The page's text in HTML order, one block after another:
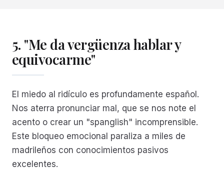
5. "Me da vergüenza hablar y
equivocarme"
El miedo al ridículo es profundamente español.
Nos aterra pronunciar mal, que se nos note el
acento o crear un "spanglish" incomprensible.
Este bloqueo emocional paraliza a miles de
madrileños con conocimientos pasivos
excelentes.